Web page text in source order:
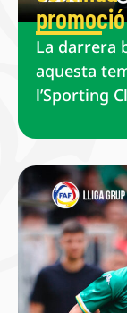
promoció
La darrera
aquesta
l’Sporting